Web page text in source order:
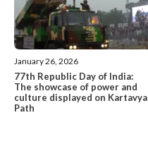
January 26, 2026
77th Republic Day of India:
The showcase of power and
culture displayed on Kartavya
Path